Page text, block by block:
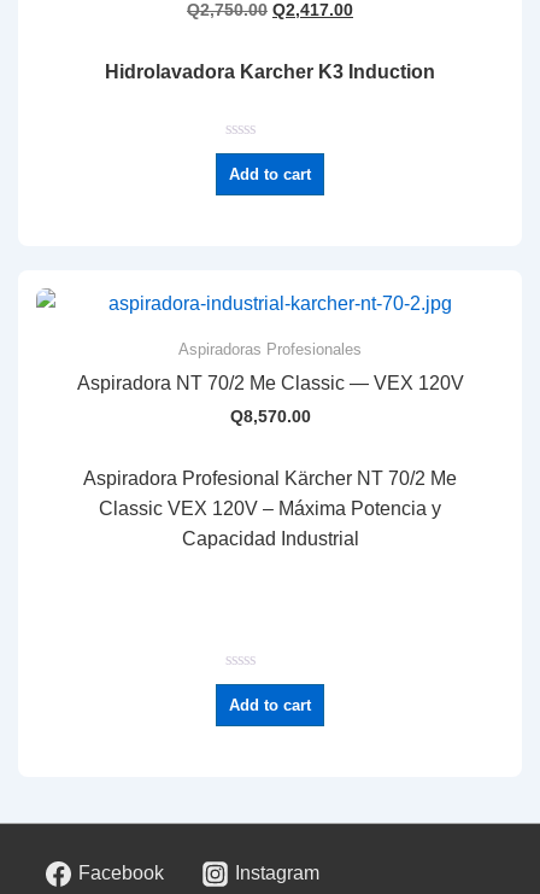
Q2,750.00 Q2,417.00
Hidrolavadora Karcher K3 Induction
R
a
t
e
o
f
Add to cart
Aspiradoras Profesionales
Aspiradora NT 70/2 Me Classic — VEX 120V
Q8,570.00
Aspiradora Profesional Kärcher NT 70/2 Me
Classic VEX 120V – Máxima Potencia y
Capacidad Industrial
R
a
t
e
o
Add to cart
Facebook Instagram